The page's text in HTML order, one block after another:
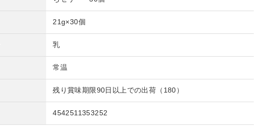
21g×30個
乳
常温
残り賞味期限90日以上での出荷（180）
4542511353252